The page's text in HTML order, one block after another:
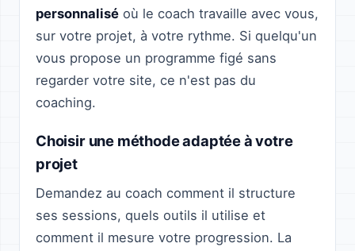
personnalisé où le coach travaille avec vous,
sur votre projet, à votre rythme. Si quelqu'un
vous propose un programme figé sans
regarder votre site, ce n'est pas du
coaching.
Choisir une méthode adaptée à votre
projet
Demandez au coach comment il structure
ses sessions, quels outils il utilise et
comment il mesure votre progression. La